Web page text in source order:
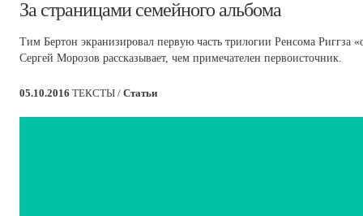
​За страницами семейного альбома
Тим Бертон экранизировал первую часть трилогии Ренсома Риггза
Сергей Морозов рассказывает, чем примечателен первоисточник.
05.10.2016 ТЕКСТЫ / Статьи